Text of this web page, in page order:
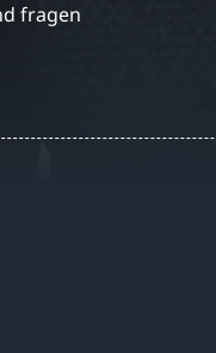
fragen